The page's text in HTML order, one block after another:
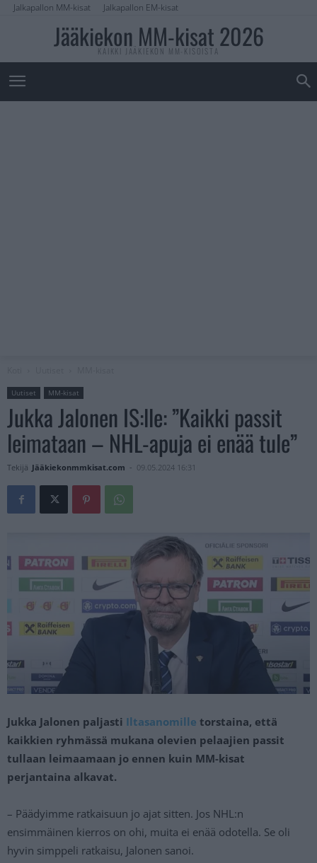
Jalkapallon MM-kisat Jalkapallon EM-kisat
Jääkiekon MM-kisat 2026
KAIKKI JÄÄKIEKON MM-KISOISTA
Uutiset MM-kisat
Jukka Jalonen IS:lle: ”Kaikki passit
leimataan – NHL-apuja ei enää tule”
Tekijä Jääkiekonmmkisat.com - 09.05.2024 16:31
Jukka Jalonen paljasti Iltasanomille torstaina, että
kaikkien ryhmässä mukana olevien pelaajien passit
tullaan leimaamaan jo ennen kuin MM-kisat
perjantaina alkavat.
– Päädyimme ratkaisuun jo ajat sitten. Jos NHL:n
ensimmäinen kierros on ohi, muita ei enää odotella. Se oli
hyvin simppeli ratkaisu, Jalonen sanoi.